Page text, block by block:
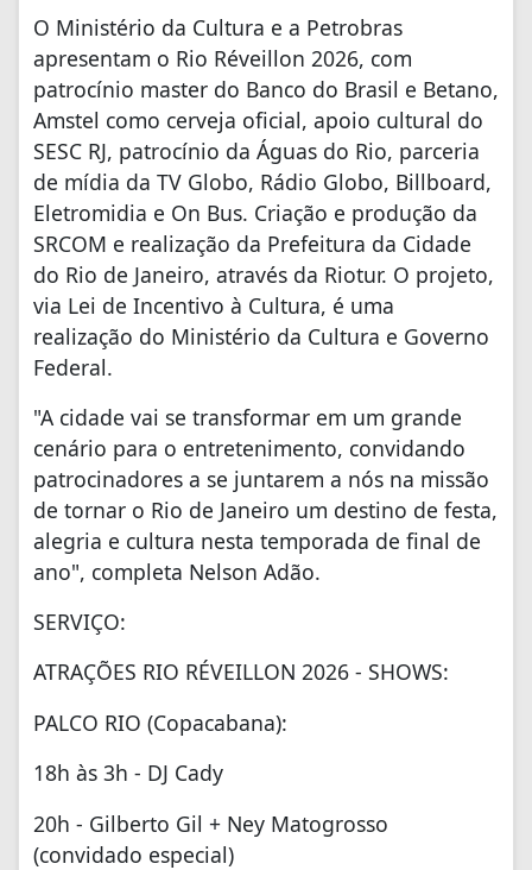
O Ministério da Cultura e a Petrobras
apresentam o Rio Réveillon 2026, com
patrocínio master do Banco do Brasil e Betano,
Amstel como cerveja oficial, apoio cultural do
SESC RJ, patrocínio da Águas do Rio, parceria
de mídia da TV Globo, Rádio Globo, Billboard,
Eletromidia e On Bus. Criação e produção da
SRCOM e realização da Prefeitura da Cidade
do Rio de Janeiro, através da Riotur. O projeto,
via Lei de Incentivo à Cultura, é uma
realização do Ministério da Cultura e Governo
Federal.
"A cidade vai se transformar em um grande
cenário para o entretenimento, convidando
patrocinadores a se juntarem a nós na missão
de tornar o Rio de Janeiro um destino de festa,
alegria e cultura nesta temporada de final de
ano", completa Nelson Adão.
SERVIÇO:
ATRAÇÕES RIO RÉVEILLON 2026 - SHOWS:
PALCO RIO (Copacabana):
18h às 3h - DJ Cady
20h - Gilberto Gil + Ney Matogrosso
(convidado especial)